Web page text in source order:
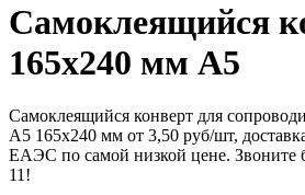
Самоклеящийся
165х240 мм А5
Самоклеящийся конверт для
А5 165х240 мм от 3,50 руб/шт,
ЕАЭС по самой низкой цене. Звоните
11!